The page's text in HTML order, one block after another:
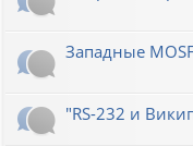
Западные
"RS-232 и